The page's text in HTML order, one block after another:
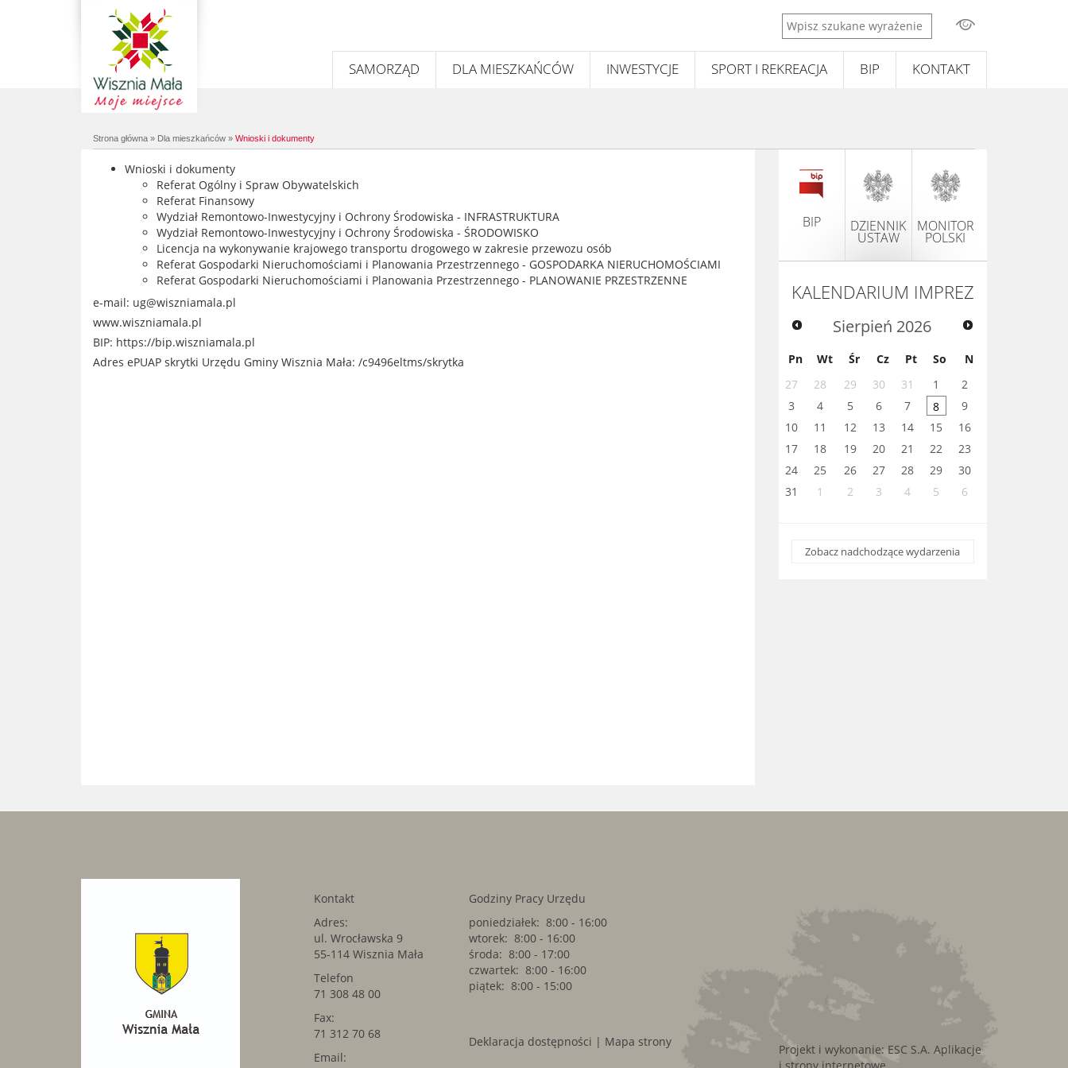
Wpisz
szukane
wyrażenie
SAMORZĄD DLA MIESZKAŃCÓW INWESTYCJE SPORT I REKREACJA BIP KONTAKT
Strona główna » Dla mieszkańców » Wnioski i dokumenty
Wnioski i dokumenty
Referat Ogólny i Spraw Obywatelskich
Referat Finansowy
Wydział Remontowo-Inwestycyjny i Ochrony Środowiska - INFRASTRUKTURA
Wydział Remontowo-Inwestycyjny i Ochrony Środowiska - ŚRODOWISKO
Licencja na wykonywanie krajowego transportu drogowego w zakresie przewozu osób
Referat Gospodarki Nieruchomościami i Planowania Przestrzennego - GOSPODARKA NIERUCHOMOŚCIAMI
Referat Gospodarki Nieruchomościami i Planowania Przestrzennego - PLANOWANIE PRZESTRZENNE
e-mail: ug@wiszniamala.pl
www.wiszniamala.pl
BIP: https://bip.wiszniamala.pl
Adres ePUAP skrytki Urzędu Gminy Wisznia Mała: /c9496eltms/skrytka
BIP DZIENNIK
USTAW
MONITOR
POLSKI
KALENDARIUM IMPREZ
Next Sierpień 2026
Pn Wt Śr Cz Pt So
N
27
28 29 30 31 1
2
3
4 5 6 7 8
9
10
11 12 13 14 15
16
17
18 19 20 21 22
23
24
25 26 27 28 29
30
31
1 2 3 4 5 6
Zobacz nadchodzące wydarzenia
Kontakt
Adres:
ul. Wrocławska 9
55-114 Wisznia Mała
Telefon
71 308 48 00
Fax:
71 312 70 68
Email:
Godziny Pracy Urzędu
poniedziałek: 8:00 - 16:00
wtorek: 8:00 - 16:00
środa: 8:00 - 17:00
czwartek: 8:00 - 16:00
piątek: 8:00 - 15:00
Deklaracja dostępności | Mapa strony
Projekt i wykonanie: ESC S.A. Aplikacje